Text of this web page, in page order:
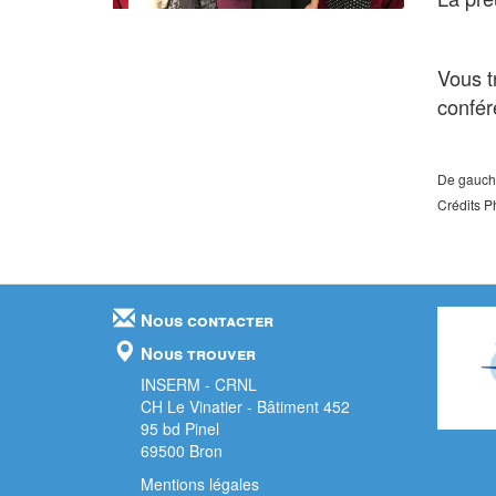
Vous
De
Crédits
Nous contacter
Nous trouver
INSERM - CRNL
CH Le Vinatier - Bâtiment 452
95 bd Pinel
69500 Bron
Mentions légales